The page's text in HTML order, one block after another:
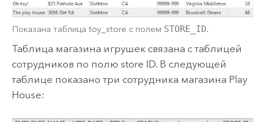
Показана таблица toy_store с полем STORE_ID.
Таблица магазина игрушек связана с таблицей
сотрудников по полю store ID. В следующей
таблице показано три сотрудника магазина Play
House: